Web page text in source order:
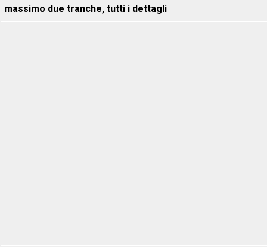
massimo due tranche, tutti i dettagli